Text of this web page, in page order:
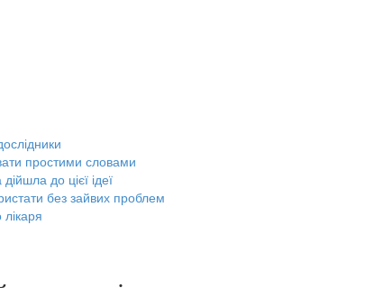
простими словами
до цієї ідеї
без зайвих проблем